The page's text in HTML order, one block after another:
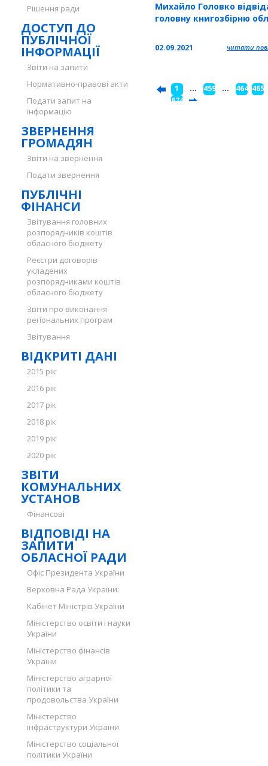
Рішення ради
ДОСТУП ДО
ПУБЛІЧНОЇ
ІНФОРМАЦІЇ
Звіти на запити
Нормативно-правові акти
Подати запит на
інформацію
ЗВЕРНЕННЯ
ГРОМАДЯН
Звіти на звернення
Подати звернення
ПУБЛІЧНІ
ФІНАНСИ
Звітування головних
розпорядників коштів
обласного бюджету
Реєстри договорів
укладених
розпорядниками коштів
обласного бюджету
Звіти про виконання
регіональних програм
Звітування
ВІДКРИТІ ДАНІ
2015 рік
2016 рік
2017 рік
2018 рік
2019 рік
2020 рік
ЗВІТИ
КОМУНАЛЬНИХ
УСТАНОВ
Фінансові
ВІДПОВІДІ НА
ЗАПИТИ
ОБЛАСНОЇ РАДИ
Офіс Президента України
Верховна Рада України:
Кабінет Міністрів України
Міністерство освіти і науки
України
Міністерство фінансів
України
Міністерство аграрної
політики та
продовольства України
Міністерство
інфраструктури України
Міністерство соціальної
політики України
Михайло Головко
головну книгозбірню
02.09.2021 читати
1 ... 459 ... 464 465
674